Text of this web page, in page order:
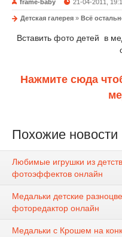
frame-baby 21-04-2011,
Детская галерея » Всё
Вставить фото детей в
Нажмите сюда
Похожие новости
Любимые игрушки из
фотоэффектов онлайн
Медальки детские
фоторедактор онлайн
Медальки с Крошем на